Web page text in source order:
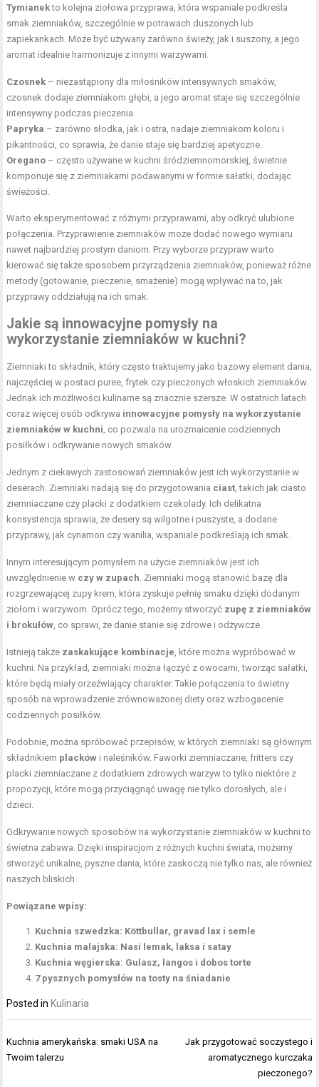
Tymianekto kolejna ziołowa przyprawa, która wspaniale podkreśla
smak ziemniaków, szczególnie w potrawach duszonych lub
zapiekankach. Może być używany zarówno świeży, jak i suszony, a jego
aromat idealnie harmonizuje z innymi warzywami.
Czosnek – niezastąpiony dla miłośników intensywnych smaków,
czosnek dodaje ziemniakom głębi, a jego aromat staje się szczególnie
intensywny podczas pieczenia.
Papryka – zarówno słodka, jak i ostra, nadaje ziemniakom koloru i
pikantności, co sprawia, że danie staje się bardziej apetyczne.
Oregano – często używane w kuchni śródziemnomorskiej, świetnie
komponuje się z ziemniakami podawanymi w formie sałatki, dodając
świeżości.
Warto eksperymentować z różnymi przyprawami, aby odkryć ulubione
połączenia. Przyprawienie ziemniaków może dodać nowego wymiaru
nawet najbardziej prostym daniom. Przy wyborze przypraw warto
kierować się także sposobem przyrządzenia ziemniaków, ponieważ różne
metody (gotowanie, pieczenie, smażenie) mogą wpływać na to, jak
przyprawy oddziałują na ich smak.
Jakie są innowacyjne pomysły na
wykorzystanie ziemniaków w kuchni?
Ziemniaki to składnik, który często traktujemy jako bazowy element dania,
najczęściej w postaci puree, frytek czy pieczonych włoskich ziemniaków.
Jednak ich możliwości kulinarne są znacznie szersze. W ostatnich latach
coraz więcej osób odkrywa innowacyjne pomysły na wykorzystanie
ziemniaków w kuchni, co pozwala na urozmaicenie codziennych
posiłków i odkrywanie nowych smaków.
Jednym z ciekawych zastosowań ziemniaków jest ich wykorzystanie w
deserach. Ziemniaki nadają się do przygotowania ciast, takich jak ciasto
ziemniaczane czy placki z dodatkiem czekolady. Ich delikatna
konsystencja sprawia, że desery są wilgotne i puszyste, a dodane
przyprawy, jak cynamon czy wanilia, wspaniale podkreślają ich smak.
Innym interesującym pomysłem na użycie ziemniaków jest ich
uwzględnienie w czy w zupach. Ziemniaki mogą stanowić bazę dla
rozgrzewającej zupy krem, która zyskuje pełnię smaku dzięki dodanym
ziołom i warzywom. Oprócz tego, możemy stworzyć zupę z ziemniaków
i brokułów, co sprawi, że danie stanie się zdrowe i odżywcze.
Istnieją także zaskakujące kombinacje, które można wypróbować w
kuchni. Na przykład, ziemniaki można łączyć z owocami, tworząc sałatki,
które będą miały orzeźwiający charakter. Takie połączenia to świetny
sposób na wprowadzenie zrównoważonej diety oraz wzbogacenie
codziennych posiłków.
Podobnie, można spróbować przepisów, w których ziemniaki są głównym
składnikiem placków i naleśników. Faworki ziemniaczane, fritters czy
placki ziemniaczane z dodatkiem zdrowych warzyw to tylko niektóre z
propozycji, które mogą przyciągnąć uwagę nie tylko dorosłych, ale i
dzieci.
Odkrywanie nowych sposobów na wykorzystanie ziemniaków w kuchni to
świetna zabawa. Dzięki inspiracjom z różnych kuchni świata, możemy
stworzyć unikalne, pyszne dania, które zaskoczą nie tylko nas, ale również
naszych bliskich.
Powiązane wpisy:
Kuchnia szwedzka: Köttbullar, gravad lax i semle
Kuchnia malajska: Nasi lemak, laksa i satay
Kuchnia węgierska: Gulasz, langos i dobos torte
7 pysznych pomysłów na tosty na śniadanie
Posted in Kulinaria
Nawigacja
wpisu
Kuchnia amerykańska: smaki USA na
Twoim talerzu
Jak przygotować soczystego i
aromatycznego kurczaka
pieczonego?